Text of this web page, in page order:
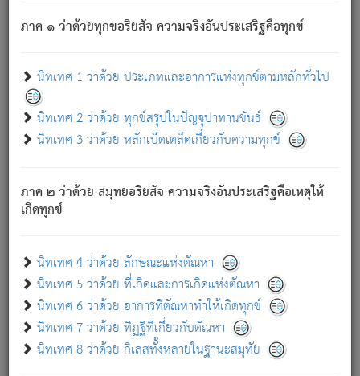
ภาค ๑ ว่าด้วยทุกขอริยสัจ ความจริงอันประเสริฐคือทุกข์
นิทเทศ 1 ว่าด้วย ประเภทและอาการแห่งทุกข์ตามหลักทั่วไป
นิทเทศ 2 ว่าด้วย ทุกข์สรุปในปัญจุปาทานขันธ์
นิทเทศ 3 ว่าด้วย หลักเบ็ดเตล็ดเกี่ยวกับความทุกข์
ภาค ๒ ว่าด้วย สมุทยอริยสัจ ความจริงอันประเสริฐคือเหตุให้
เกิดทุกข์
นิทเทศ 4 ว่าด้วย ลักษณะแห่งตัณหา
นิทเทศ 5 ว่าด้วย ที่เกิดและการเกิดแห่งตัณหา
นิทเทศ 6 ว่าด้วย อาการที่ตัณหาทำให้เกิดทุกข์
นิทเทศ 7 ว่าด้วย ทิฏฐิที่เกี่ยวกับตัณหา
นิทเทศ 8 ว่าด้วย กิเลสทั้งหลายในฐานะสมุทัย
ภพ ว่ามีได้เพราะวิภพ[2]: เรากล่าวว่า สมณะหรือพราหมณ์ทั้ง
ปวงนั้น ก็ยังสลัดภพออกไปไม่ได้.
ก็ทุกข์นี้มีขึ้น เพราะอาศัยซึ่งอุปธิทั้งปวง.
เพราะความสิ้นไปแห่งอุปาทานทั้งปวง ความเกิดขึ้นแห่ง
ทุกข์จึงไม่มี.
ท่านจงดูโลกนี้เถิด (จะเห็นว่า) สัตว์ทั้งหลายอันอวิชาหนา
แน่นบังหนาแล้ว; และว่า สัตว์ผู้ยินดีในภพอันเป็นแล้วนั้น ย่อม
อันเป็นไปในที่หรือเวลาทั้งปวง[3]เพื่อความมีแห่งประโยชน์โดย
ประการทั้งปวง; ภพทั้งหลายทั้งหมดนั้น ไม่เที่ยง เป็นทุกข์ มี
ความแปรปรวนเป็นธรรมดา.
อย่างนี้อยู่; เขาย่อมละภวตัณหาได้ และไม่เพลิดเพลินวิภวตัณหา
ด้วย.
ความดับเพราะความสำรอกไม่เหลือ (แห่งภพทั้งหลาย)
เพราะความสิ้นไปแห่งตัณหาโดยประการทั้งปวง นั้นคือ
นิพพาน.
ภพใหม่ย่อมไม่มีแก่ภิกษุนั้น ผู้ดับเย็นสนิทแล้ว เพราะไม่มี